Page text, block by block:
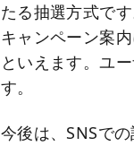
たる抽選方式で
キャンペーン案
といえます。ユ
す。
今後は、SNSで